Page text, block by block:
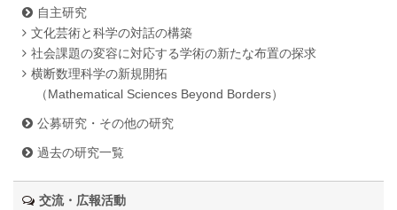
自主研究
文化芸術と科学の対話の構築
社会課題の変容に対応する学術の新たな布置の探求
横断数理科学の新規開拓
（Mathematical Sciences Beyond Borders）
公募研究・その他の研究
過去の研究一覧
交流・広報活動